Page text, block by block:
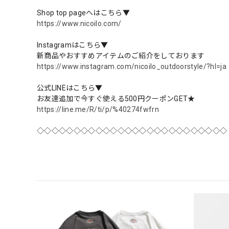
Shop top pageへはこちら▼
https://www.nicoilo.com/
Instagramはこちら▼
新商品やおすすめアイテムのご紹介をしております
https://www.instagram.com/nicoilo_outdoorstyle/?hl=ja
公式LINEはこちら▼
お友達追加で今すぐ使える500円クーポンGET★
https://line.me/R/ti/p/%40274fwfrn
◇◇◇◇◇◇◇◇◇◇◇◇◇◇◇◇◇◇◇◇◇◇◇◇◇◇